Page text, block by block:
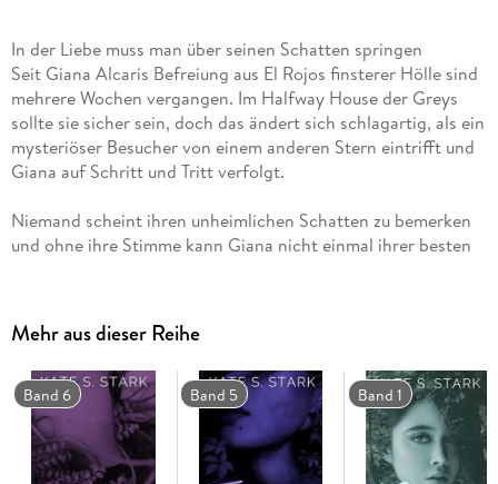
In der Liebe muss man über seinen Schatten springen
Seit Giana Alcaris Befreiung aus El Rojos finsterer Hölle sind
mehrere Wochen vergangen. Im Halfway House der Greys
sollte sie sicher sein, doch das ändert sich schlagartig, als ein
mysteriöser Besucher von einem anderen Stern eintrifft und
Giana auf Schritt und Tritt verfolgt.
Niemand scheint ihren unheimlichen Schatten zu bemerken
und ohne ihre Stimme kann Giana nicht einmal ihrer besten
Sehnsucht und Angst ringen in Giana um die Vormacht.
Gerade, als sie glaubt, eine Entscheidung getroffen zu haben,
verschwindet ihr Schatten spurlos. Und Giana muss sich
entscheiden: Versteckt sie sich weiter im Gasthaus für
magische Wesen in Not vor ihrer Vergangenheit, oder folgt
Mehr aus dieser Reihe
Band 6 Band 5 Band 1